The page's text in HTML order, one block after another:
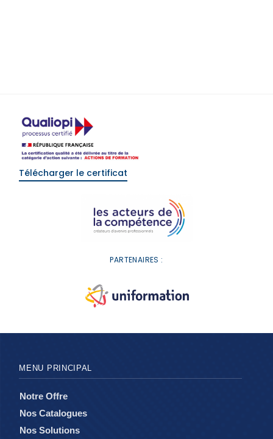
Télécharger le certificat
PARTENAIRES :
MENU PRINCIPAL
Notre Offre
Nos Catalogues
Nos Solutions